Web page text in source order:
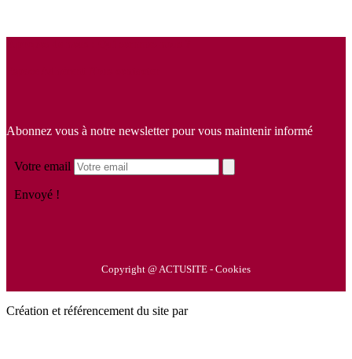
Abonnez vous à notre newsletter pour vous maintenir informé
Votre email
Envoyé !
Copyright @ACTUSITE - Cookies
Création et référencement du site par